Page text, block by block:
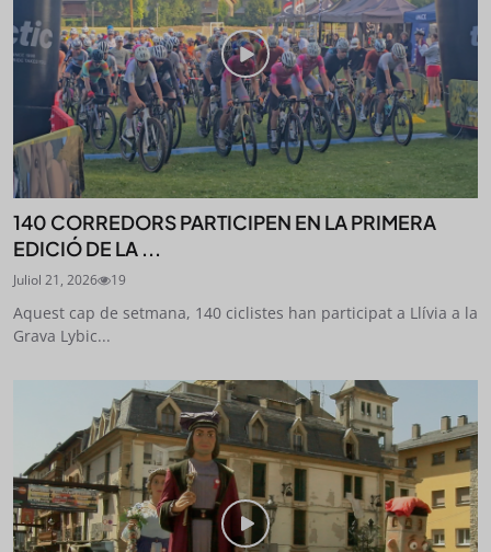
140 CORREDORS PARTICIPEN EN LA PRIMERA
EDICIÓ DE LA ...
Juliol 21, 2026 19
Aquest cap de setmana, 140 ciclistes han participat a Llívia a la
Grava Lybic...
SUBSCRIU-TE